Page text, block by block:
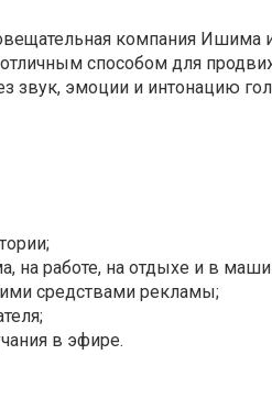
компания
способом для
звук, эмоции и интонацию
на работе, на отдыхе и в
средствами рекламы;
в эфире.